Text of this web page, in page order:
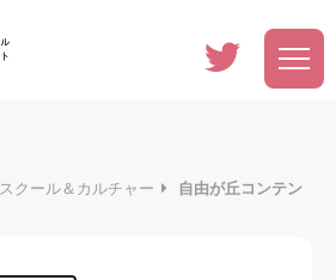
スクール＆カルチャー
自由が丘コンテン